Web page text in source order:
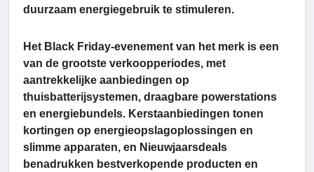
duurzaam energiegebruik te stimuleren.
Het Black Friday-evenement van het merk is een
van de grootste verkoopperiodes, met
aantrekkelijke aanbiedingen op
thuisbatterijsystemen, draagbare powerstations
en energiebundels. Kerstaanbiedingen tonen
kortingen op energieopslagoplossingen en
slimme apparaten, en Nieuwjaarsdeals
benadrukken bestverkopende producten en